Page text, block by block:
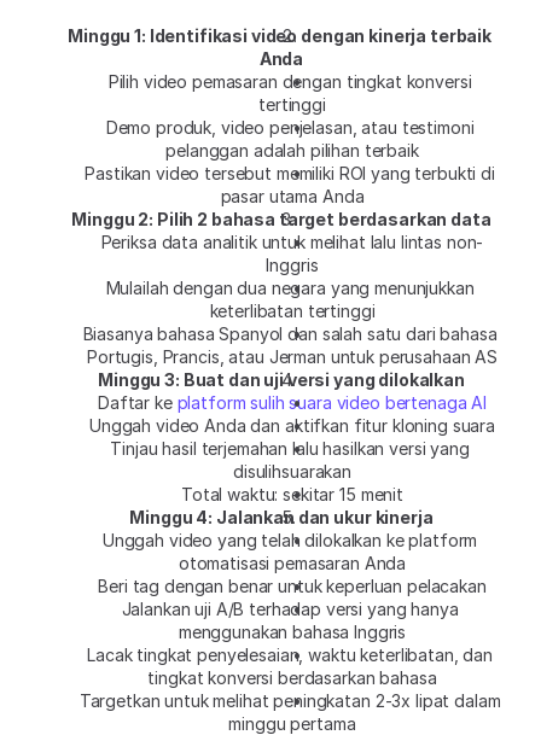
Minggu 1: Identifikasi video dengan kinerja terbaik
Anda
Pilih video pemasaran dengan tingkat konversi
tertinggi
Demo produk, video penjelasan, atau testimoni
pelanggan adalah pilihan terbaik
Pastikan video tersebut memiliki ROI yang terbukti di
pasar utama Anda
Minggu 2: Pilih 2 bahasa target berdasarkan data
Periksa data analitik untuk melihat lalu lintas non-
Inggris
Mulailah dengan dua negara yang menunjukkan
keterlibatan tertinggi
Biasanya bahasa Spanyol dan salah satu dari bahasa
Portugis, Prancis, atau Jerman untuk perusahaan AS
Minggu 3: Buat dan uji versi yang dilokalkan
Daftar ke platform sulih suara video bertenaga AI
Unggah video Anda dan aktifkan fitur kloning suara
Tinjau hasil terjemahan lalu hasilkan versi yang
disulihsuarakan
Total waktu: sekitar 15 menit
Minggu 4: Jalankan dan ukur kinerja
Unggah video yang telah dilokalkan ke platform
otomatisasi pemasaran Anda
Beri tag dengan benar untuk keperluan pelacakan
Jalankan uji A/B terhadap versi yang hanya
menggunakan bahasa Inggris
Lacak tingkat penyelesaian, waktu keterlibatan, dan
tingkat konversi berdasarkan bahasa
Targetkan untuk melihat peningkatan 2-3x lipat dalam
minggu pertama